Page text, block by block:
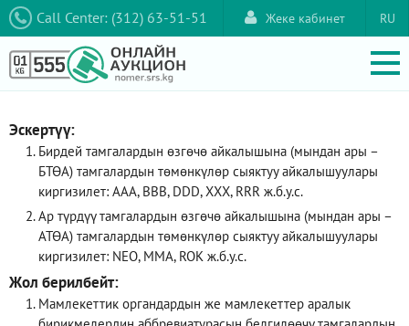
Call Center: (312) 63-51-51 RU
Жеке кабинет
Эскертүү:
Бирдей тамгалардын өзгөчө айкалышына (мындан ары –
БТӨА) тамгалардын төмөнкүлөр сыяктуу айкалышуулары
киргизилет: AAA, ВВВ, DDD, XXX, RRR ж.б.у.с.
Ар түрдүү тамгалардын өзгөчө айкалышына (мындан ары –
АТӨА) тамгалардын төмөнкүлөр сыяктуу айкалышуулары
киргизилет: NEO, ММА, ROK ж.б.у.с.
Жол берилбейт:
Мамлекеттик органдардын же мамлекеттер аралык